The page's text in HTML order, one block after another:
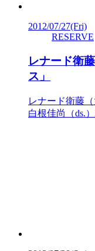
2012/07/27(Fri)
RESERVE
レナード衛
ス」
レナード衛藤
白根佳尚（ds.